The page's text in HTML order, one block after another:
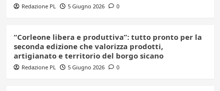
Redazione PL 5 Giugno 2026 0
“Corleone libera e produttiva”: tutto pronto per la
seconda edizione che valorizza prodotti,
artigianato e territorio del borgo sicano
Redazione PL 5 Giugno 2026 0